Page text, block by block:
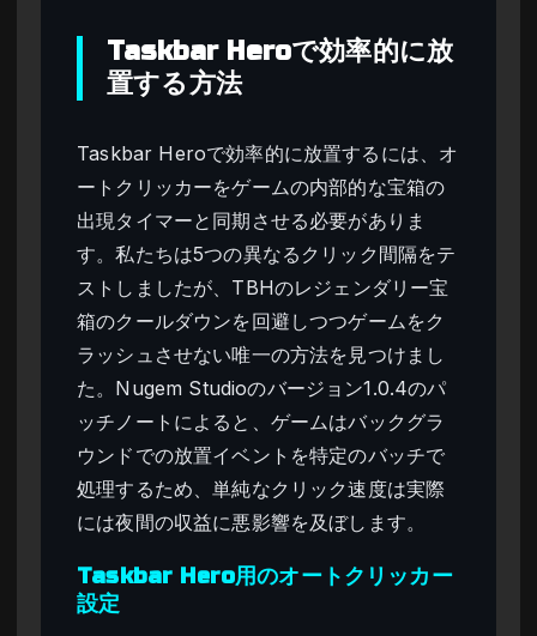
Taskbar Heroで効率的に放
置する方法
Taskbar Heroで効率的に放置するには、オ
ートクリッカーをゲームの内部的な宝箱の
出現タイマーと同期させる必要がありま
す。私たちは5つの異なるクリック間隔をテ
ストしましたが、TBHのレジェンダリー宝
箱のクールダウンを回避しつつゲームをク
ラッシュさせない唯一の方法を見つけまし
た。Nugem Studioのバージョン1.0.4のパ
ッチノートによると、ゲームはバックグラ
ウンドでの放置イベントを特定のバッチで
処理するため、単純なクリック速度は実際
には夜間の収益に悪影響を及ぼします。
Taskbar Hero用のオートクリッカー
設定